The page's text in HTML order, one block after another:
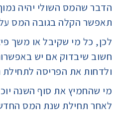
הדבר שהמס השולי יהיה
תאפשר הקלה בגובה המס על
לכן, כל מי שקיבל או משך
חשוב שיבדוק אם יש
ולדחות את הפריסה
מי שהחמיץ את סוף השנה
לאחר תחילת שנת המס